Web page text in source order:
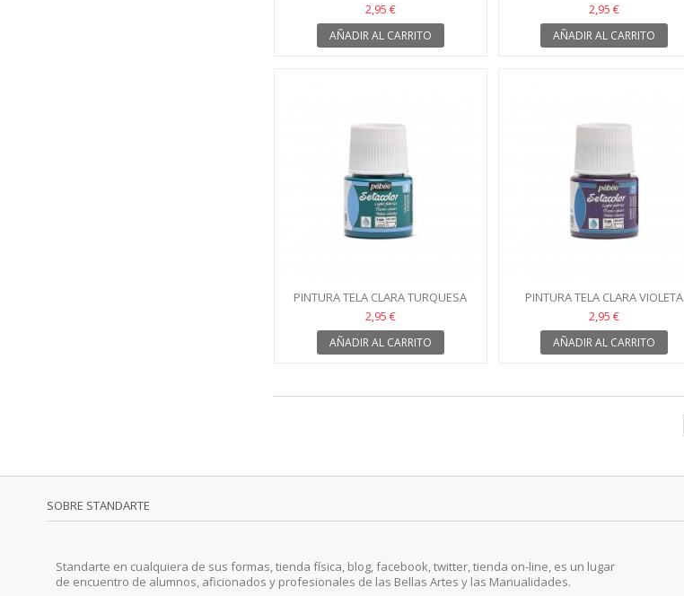
LIMÓN SETACOLOR 17
2,95 €
AÑADIR AL CARRITO
COBALTO SETACOLOR 11
2,95 €
AÑADIR AL CARRITO
PINTURA TELA CLARA TURQUESA
SETACOLOR 30
2,95 €
AÑADIR AL CARRITO
PINTURA TELA CLARA VIOLETA
PARNA SETACOLOR 29
2,95 €
AÑADIR AL CARRITO
SOBRE STANDARTE
Standarte en cualquiera de sus formas, tienda física, blog, facebook, twitter, tienda on-line, es un lugar
de encuentro de alumnos, aficionados y profesionales de las Bellas Artes y las Manualidades.